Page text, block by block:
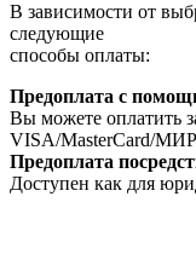
В зависимости от
следующие
способы оплаты:
Предоплата с
Вы можете оплатить
VISA/MasterСard/
Предоплата
Доступен как для